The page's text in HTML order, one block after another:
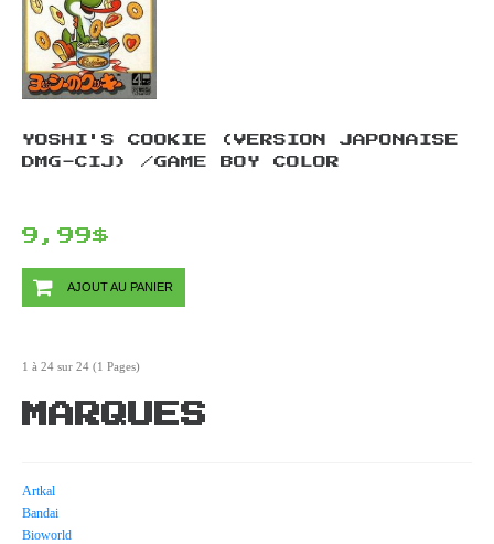
YOSHI'S COOKIE (VERSION JAPONAISE
DMG-CIJ) /GAME BOY COLOR
9,99$
AJOUT AU PANIER
1 à 24 sur 24 (1 Pages)
MARQUES
Artkal
Bandai
Bioworld